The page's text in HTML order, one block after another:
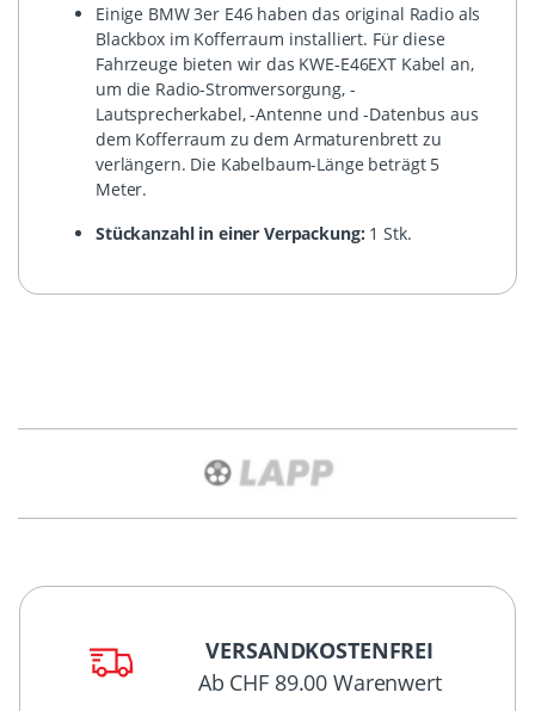
Einige BMW 3er E46 haben das original Radio als
Blackbox im Kofferraum installiert. Für diese
Fahrzeuge bieten wir das KWE-E46EXT Kabel an,
um die Radio-Stromversorgung, -
Lautsprecherkabel, -Antenne und -Datenbus aus
dem Kofferraum zu dem Armaturenbrett zu
verlängern. Die Kabelbaum-Länge beträgt 5
Meter.
Stückanzahl in einer Verpackung: 1 Stk.
VERSANDKOSTENFREI
Ab CHF 89.00 Warenwert